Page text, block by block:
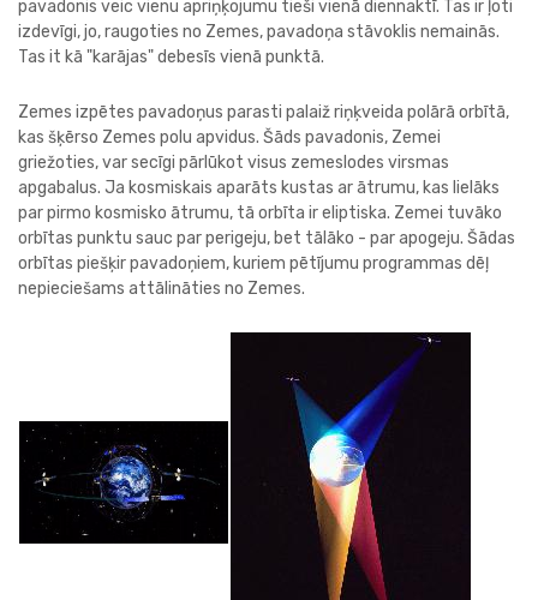
pavadonis veic vienu apriņķojumu tieši vienā diennaktī. Tas ir ļoti
izdevīgi, jo, raugoties no Zemes, pavadoņa stāvoklis nemainās.
Tas it kā "karājas" debesīs vienā punktā.
Zemes izpētes pavadoņus parasti palaiž riņķveida polārā orbītā,
kas šķērso Zemes polu apvidus. Šāds pavadonis, Zemei
griežoties, var secīgi pārlūkot visus zemeslodes virsmas
apgabalus. Ja kosmiskais aparāts kustas ar ātrumu, kas lielāks
par pirmo kosmisko ātrumu, tā orbīta ir eliptiska. Zemei tuvāko
orbītas punktu sauc par perigeju, bet tālāko - par apogeju. Šādas
orbītas piešķir pavadoņiem, kuriem pētījumu programmas dēļ
nepieciešams attālināties no Zemes.